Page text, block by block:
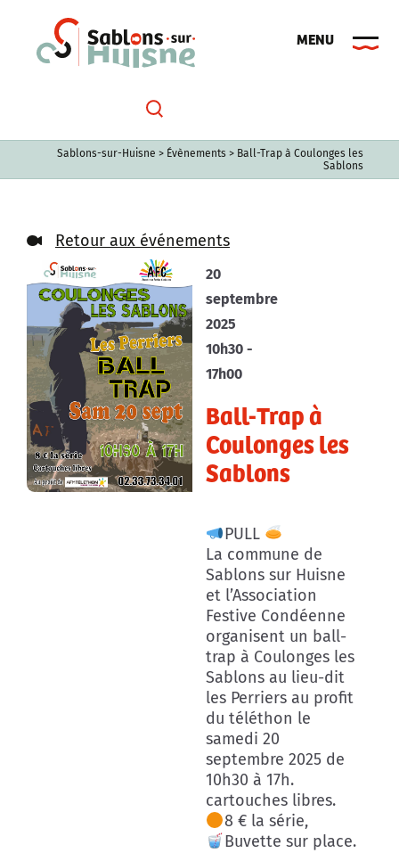
Sablons-sur-Huisne > Évènements > Ball-Trap à Coulonges les
Sablons
Retour aux événements
20
septembre
2025
10h30 -
17h00
Ball-Trap à
Coulonges les
Sablons
PULL
La commune de
Sablons sur Huisne
et l’Association
Festive Condéenne
organisent un ball-
trap à Coulonges les
Sablons au lieu-dit
les Perriers au profit
du téléthon le
samedi 20
septembre 2025 de
10h30 à 17h.
cartouches libres.
8 € la série,
Buvette sur place.